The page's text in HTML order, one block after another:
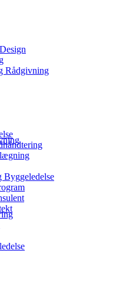
Rådgivning
Byggeledelse